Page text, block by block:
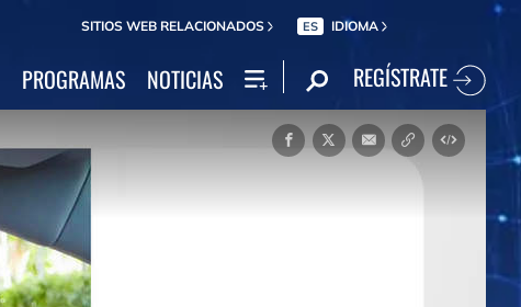
SITIOS WEB RELACIONADOS ES IDIOMA
PROGRAMAS NOTICIAS REGÍSTRATE